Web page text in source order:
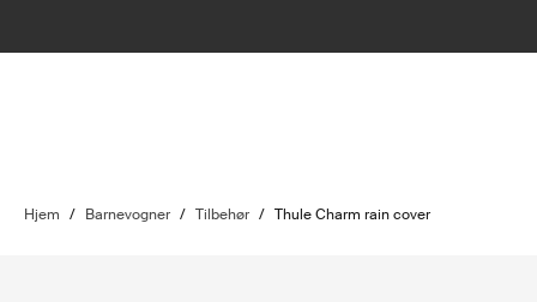
Hjem / Barnevogner / Tilbehør / Thule Charm rain cover